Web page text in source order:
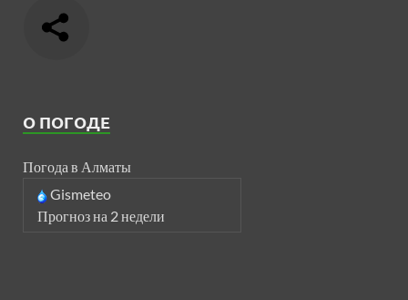
О ПОГОДЕ
Погода в Алматы
Gismeteo
Прогноз на 2 недели